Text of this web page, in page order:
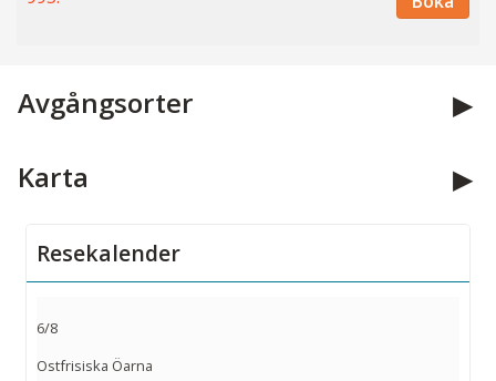
Avgångsorter
Karta
Resekalender
6/8
Ostfrisiska Öarna